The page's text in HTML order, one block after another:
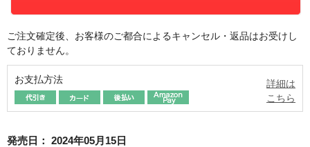
ご注文確定後、お客様のご都合によるキャンセル・返品はお受けし
ておりません。
お支払方法
詳細は
こちら
発売日： 2024年05月15日